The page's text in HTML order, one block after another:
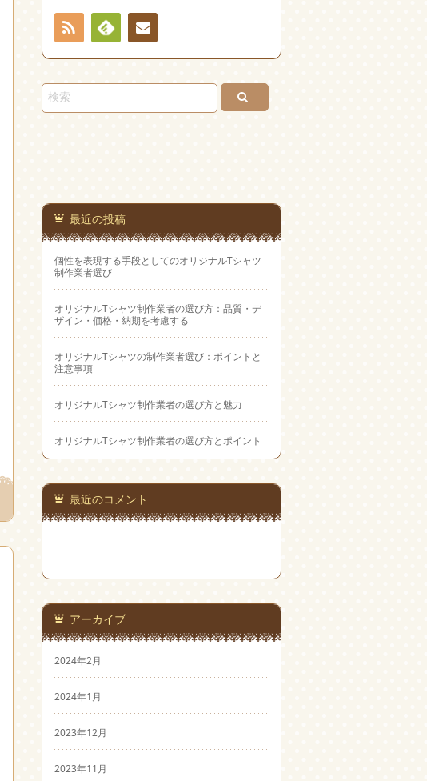
RSS
Feedlyお問
い合
わせ
最近の投稿
個性を表現する手段としてのオリジナルTシャツ
制作業者選び
オリジナルTシャツ制作業者の選び方：品質・デ
ザイン・価格・納期を考慮する
オリジナルTシャツの制作業者選び：ポイントと
注意事項
オリジナルTシャツ制作業者の選び方と魅力
オリジナルTシャツ制作業者の選び方とポイント
最近のコメント
アーカイブ
2024年2月
2024年1月
2023年12月
2023年11月